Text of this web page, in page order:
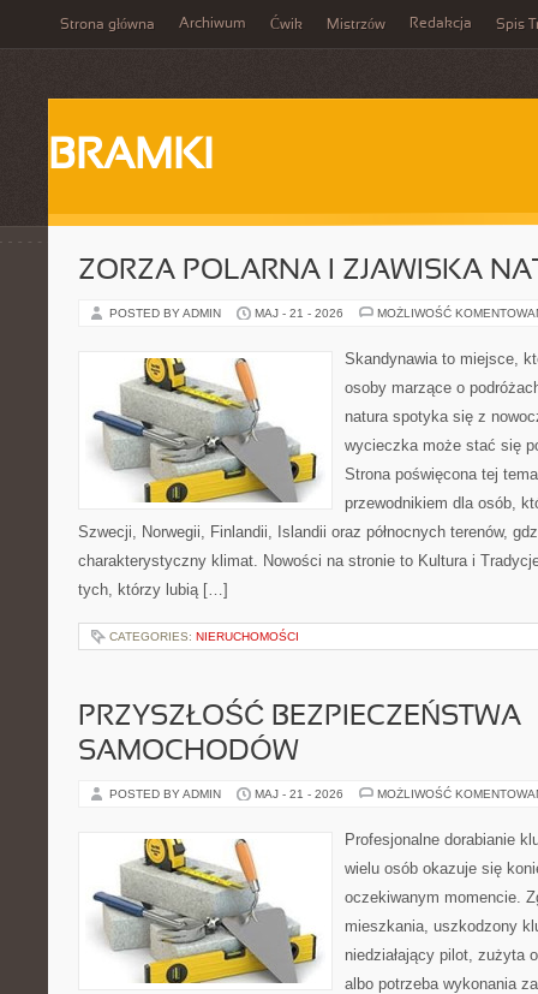
Strona główna Archiwum Ćwik Mistrzów Redakcja Spis
BRAMKI
ZORZA POLARNA I ZJAWISKA
POSTED BY ADMIN MAJ - 21 - 2026 MOŻLIWOŚĆ
Skandynawia to miejsce,
osoby marzące o
natura spotyka się z
wycieczka może stać się
Strona poświęcona tej
przewodnikiem dla osób,
Szwecji, Norwegii, Finlandii, Islandii oraz północnych terenów,
charakterystyczny klimat. Nowości na stronie to Kultura i
tych, którzy lubią […]
CATEGORIES: NIERUCHOMOŚCI
PRZYSZŁOŚĆ BEZPIECZEŃSTWA
SAMOCHODÓW
POSTED BY ADMIN MAJ - 21 - 2026 MOŻLIWOŚĆ
Profesjonalne dorabianie
wielu osób okazuje się
oczekiwanym momencie.
mieszkania, uszkodzony
niedziałający pilot, zużyta
albo potrzeba wykonania